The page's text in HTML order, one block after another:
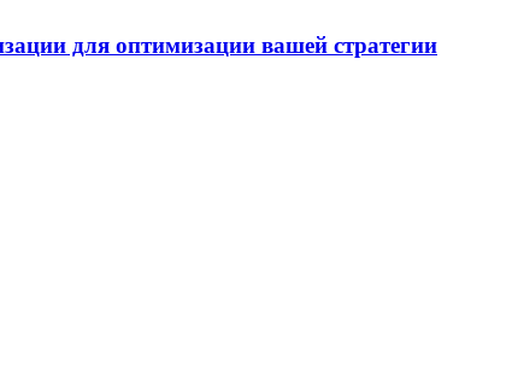
для оптимизации вашей стратегии